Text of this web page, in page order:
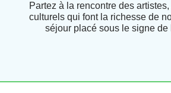
Partez à la rencontre des
culturels qui font la richesse de
séjour placé sous le signe de